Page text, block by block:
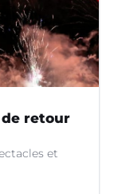
de retour
et